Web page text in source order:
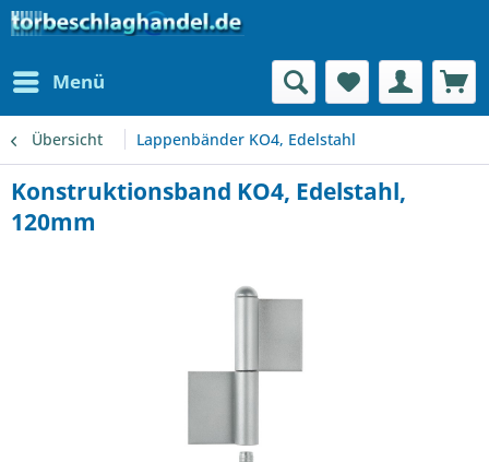
Menü
Übersicht Lappenbänder KO4, Edelstahl
Konstruktionsband KO4, Edelstahl,
120mm